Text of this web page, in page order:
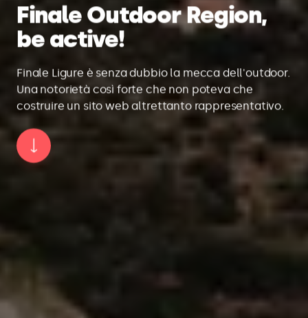
Finale Outdoor Region,
be active!
Finale Ligure è senza dubbio la mecca dell'outdoor.
Una notorietà così forte che non poteva che
costruire un sito web altrettanto rappresentativo.